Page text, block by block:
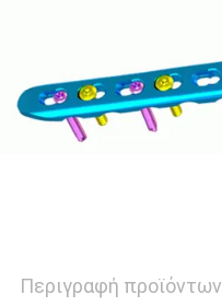
Περιγραφή προϊόντων